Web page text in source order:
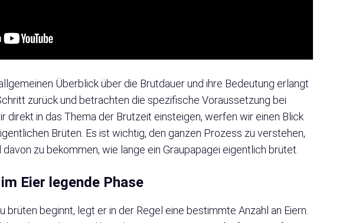
Überblick über die Brutdauer und ihre Bedeutung erlangt
zurück und betrachten die spezifische Voraussetzung bei
direkt in das Thema der Brutzeit einsteigen, werfen wir einen Blick
Brüten. Es ist wichtig, den ganzen Prozess zu verstehen,
zu bekommen, wie lange ein Graupapagei eigentlich brütet.
Eier legende Phase
brüten beginnt, legt er in der Regel eine bestimmte Anzahl an Eiern.